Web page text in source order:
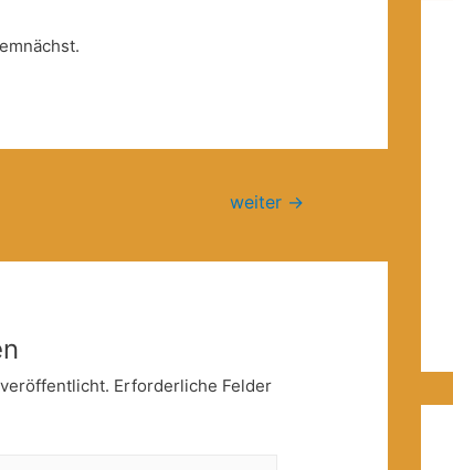
weiter →
Erforderliche Felder